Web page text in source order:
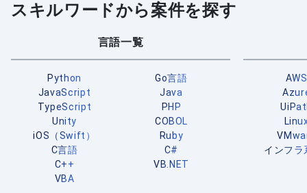
スキルワードから案件を探す
言語一覧
Python
Go言語
JavaScript
Java
TypeScript
PHP
Unity
COBOL
iOS（Swift）
Ruby
C言語
C#
C++
VB.NET
VBA
AWS
インフラ